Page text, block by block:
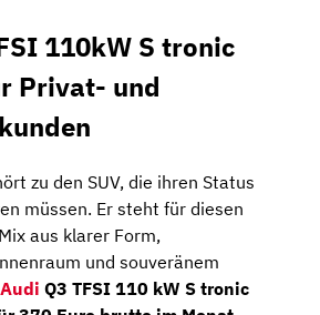
110kW S tronic
Privat- und
zu den SUV, die ihren Status
müssen. Er steht für diesen
aus klarer Form,
und souveränem
Audi Q3 TFSI 110 kW S tronic